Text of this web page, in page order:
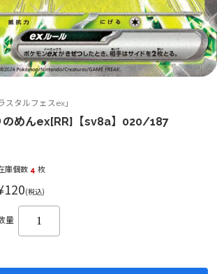
スタルフェスex」
のめんex[RR]【sv8a】020/187
庫個数 4 枚
(税込)
量